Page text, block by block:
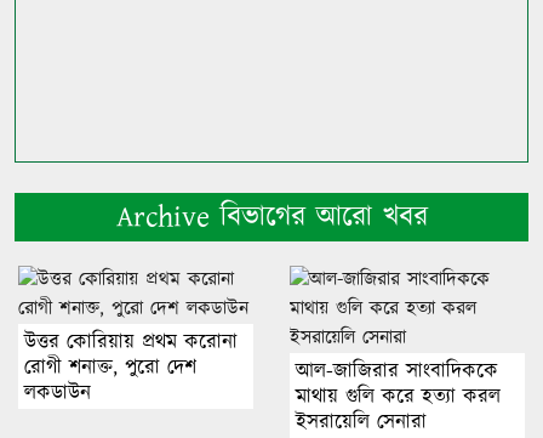
Archive বিভাগের আরো খবর
উত্তর কোরিয়ায় প্রথম করোনা
রোগী শনাক্ত, পুরো দেশ
লকডাউন
আল-জাজিরার সাংবাদিককে
মাথায় গুলি করে হত্যা করল
ইসরায়েলি সেনারা